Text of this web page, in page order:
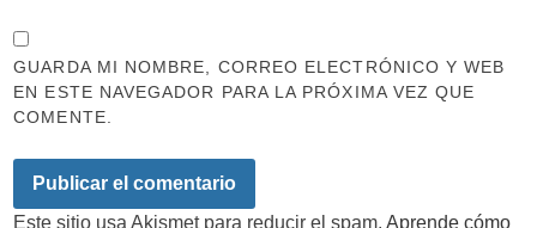
GUARDA MI NOMBRE, CORREO ELECTRÓNICO Y WEB
EN ESTE NAVEGADOR PARA LA PRÓXIMA VEZ QUE
COMENTE.
Este sitio usa Akismet para reducir el spam.Aprende cómo